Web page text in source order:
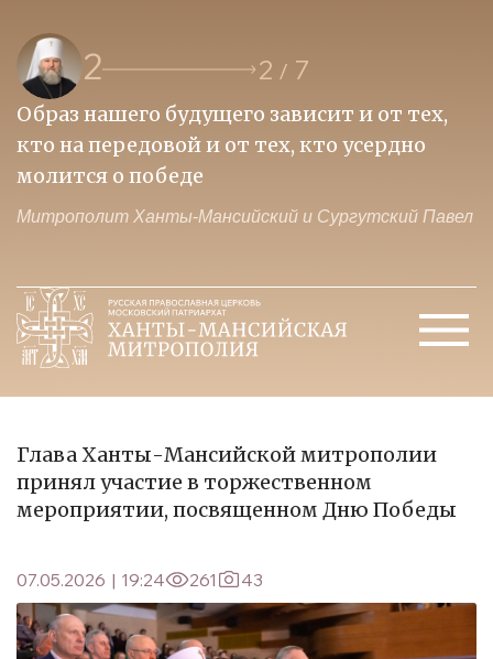
2 2 / 7
Образ нашего будущего зависит и от тех,
кто на передовой и от тех, кто усердно
молится о победе
Митрополит Ханты-Мансийский и Сургутский Павел
Глава Ханты-Мансийской митрополии
принял участие в торжественном
мероприятии, посвященном Дню Победы
07.05.2026 | 19:24 261 43